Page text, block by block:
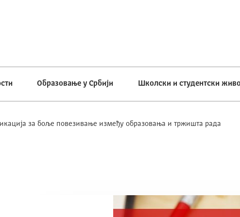
Образовање у Србији Школски и студентски
за боље повезивање између образовања и тржишта рада